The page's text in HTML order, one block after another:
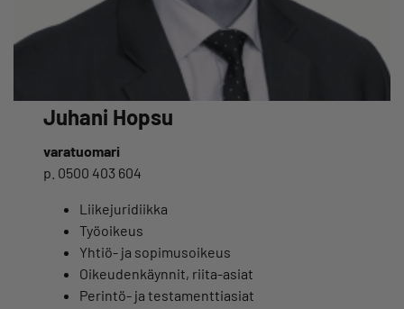
Juhani Hopsu
varatuomari
p. 0500 403 604
Liikejuridiikka
Työoikeus
Yhtiö- ja sopimusoikeus
Oikeudenkäynnit, riita-asiat
Perintö- ja testamenttiasiat